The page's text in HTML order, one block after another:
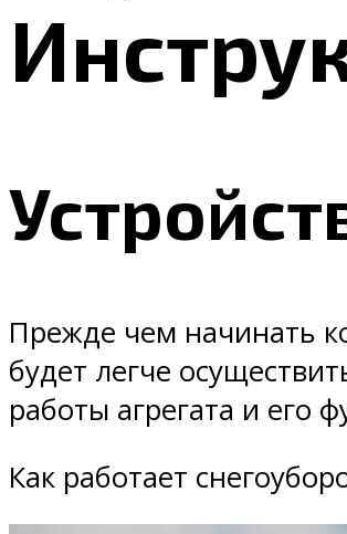
Прежде чем начинать
будет легче
работы агрегата и его
Как работает